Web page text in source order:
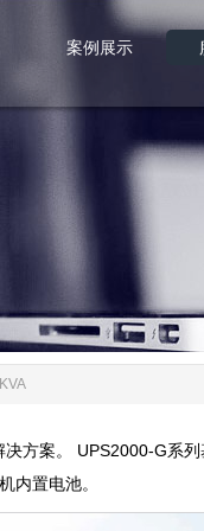
案例展示
案例展示
方案。 UPS2000-G系
内置电池。